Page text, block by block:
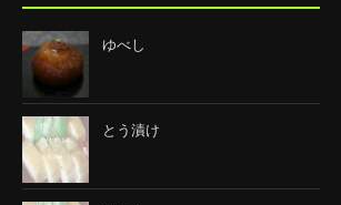
ゆべし
とう漬け